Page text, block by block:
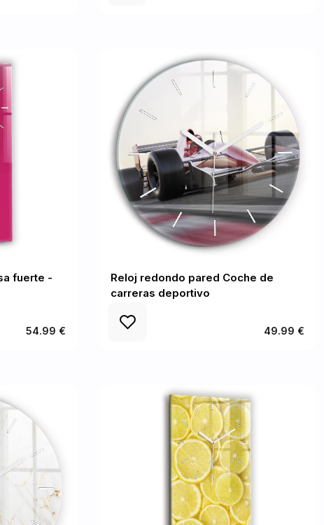
fuerte -
54.99 €
Reloj redondo pared Coche de
carreras deportivo
49.99 €